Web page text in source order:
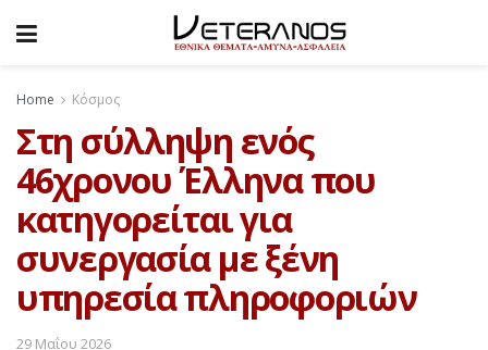
Home Κόσμος
Στη σύλληψη ενός
46χρονου Έλληνα που
κατηγορείται για
συνεργασία με ξένη
υπηρεσία πληροφοριών
29 Μαΐου 2026